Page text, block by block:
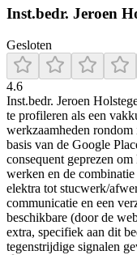
Inst.bedr. Jeroen
Gesloten
4.6
Inst.bedr. Jeroen
te profileren als een
werkzaamheden
basis van de Google
consequent geprezen
werken en de
elektra tot stucwerk/
communicatie en een
beschikbare (door de
extra, specifiek aan dit
tegenstrijdige signalen